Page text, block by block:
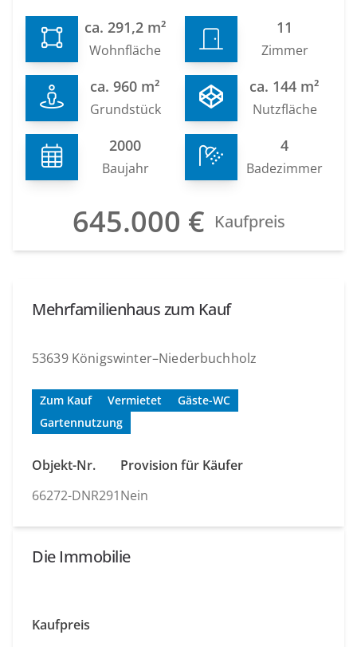
ca. 291,2 m²
Wohnfläche
11
Zimmer
ca. 960 m²
Grundstück
ca. 144 m²
Nutzfläche
2000
Baujahr
4
Badezimmer
645.000 € Kaufpreis
Mehrfamilienhaus zum Kauf
53639 Königswinter–Niederbuchholz
Zum Kauf Vermietet
Gäste-WC
Gartennutzung
Objekt-Nr.
66272-DNR291
Provision für Käufer
Nein
Die Immobilie
Kaufpreis